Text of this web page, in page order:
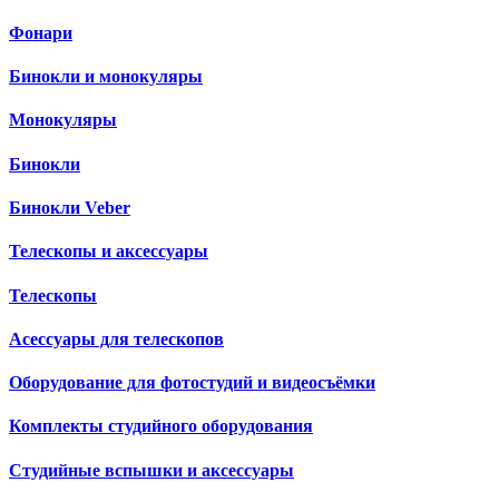
Фонари
Бинокли и монокуляры
Монокуляры
Бинокли
Бинокли Veber
Телескопы и аксессуары
Телескопы
Асессуары для телескопов
Оборудование для фотостудий и видеосъёмки
Комплекты студийного оборудования
Студийные вспышки и аксессуары